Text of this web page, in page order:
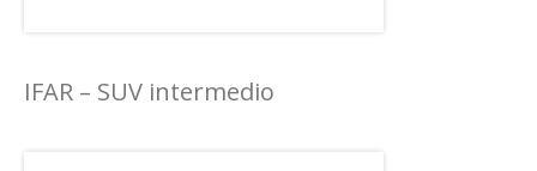
IFAR – SUV intermedio